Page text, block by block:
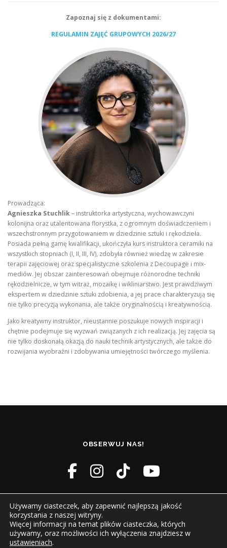
Zapoznaj się z dokumentami:
REGULAMIN ZAJĘĆ GRUPOWYCH 2026/27
Prowadząca:
Agnieszka Stuchlik– instruktorka artystyczna, wychowawczyni
kolonijna oraz utalentowana florystka, z ogromnym doświadczeniem i
wszechstronnym przygotowaniem w dziedzinie sztuki i rękodzieła.
Posiada pełną gamę kwalifikacji, ukończyła kurs instruktora ceramiki na
wszystkich stopniach (I, II, III, IV), zdobyła również wiedzę w zakresie
terapii zajęciowej oraz specjalistyczne szkolenia z Decoupage i mix-
mediów. Jej obszar zainteresowań obejmuje różnorodne techniki
rękodzielnicze, w tym witraż, mozaikę i wikliniarstwo. Jest prawdziwym
ekspertem w dziedzinie sztuki zdobienia, a jej prace charakteryzują się
nie tylko precyzją wykonania, ale także oryginalnością i kreatywnością.
Jako kreatywny instruktor, nieustannie poszukuje nowych inspiracji i
chętnie podejmuje się wyzwań związanych z ich realizacją. Jej zajęcia są
nie tylko doskonałą okazją do nauki technik artystycznych, ale także do
rozwijania wyobraźni i zdobywania umiejętności twórczego myślenia.
OBSERWUJ NAS!
Prawa autorskie © 2026 Dom Kultury Boguszowice
Używamy ciasteczek, aby zapewnić najlepszą jakość
korzystania z naszej witryny.
Więcej informacji na temat plików ciasteczka, których
używamy, oraz możliwości ich wyłączenia znajdziesz w
ustawieniach.